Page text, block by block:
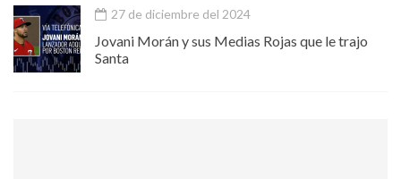
27 de diciembre del 2024
Jovani Morán y sus Medias Rojas que le trajo
Santa